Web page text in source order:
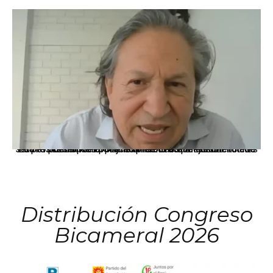
La presidenta Keiko Fujimori informó que la solicitud de indulto presentada por el expresidente Alejandro Toledo será evaluada por la Comisión de Gracias Presidenciales conforme al procedimiento establecido.
Distribución Congreso
Bicameral 2026